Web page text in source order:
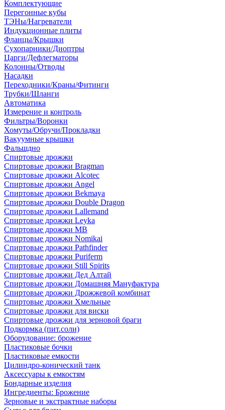
Комплектующие
Перегонные кубы
ТЭНы/Нагреватели
Индукционные плиты
Фланцы/Крышки
Сухопарники/Диоптры
Царги/Дефлегматоры
Колонны/Отводы
Насадки
Переходники/Краны/Фитинги
Трубки/Шланги
Автоматика
Измерение и контроль
Фильтры/Воронки
Хомуты/Обручи/Прокладки
Вакуумные крышки
Фальшдно
Спиртовые дрожжи
Спиртовые дрожжи Bragman
Спиртовые дрожжи Alcotec
Спиртовые дрожжи Angel
Спиртовые дрожжи Bekmaya
Спиртовые дрожжи Double Dragon
Спиртовые дрожжи Lallemand
Спиртовые дрожжи Leyka
Спиртовые дрожжи MB
Спиртовые дрожжи Nomikai
Спиртовые дрожжи Pathfinder
Спиртовые дрожжи Puriferm
Спиртовые дрожжи Still Spirits
Спиртовые дрожжи Дед Алтай
Спиртовые дрожжи Домашняя Мануфактура
Спиртовые дрожжи Дрожжевой комбинат
Спиртовые дрожжи Хмельные
Спиртовые дрожжи для виски
Спиртовые дрожжи для зерновой браги
Подкормка (пит.соли)
Оборудование: брожение
Пластиковые бочки
Пластиковые емкости
Цилиндро-конический танк
Аксессуары к емкостям
Бондарные изделия
Ингредиенты: Брожение
Зерновые и экстрактные наборы